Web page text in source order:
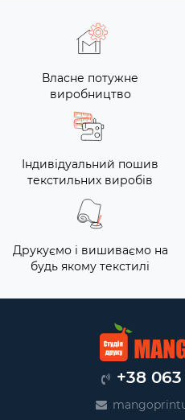
Власне потужне
виробництво
Індивідуальний пошив
текстильних виробів
Друкуємо і вишиваємо на
будь якому текстилі
+38